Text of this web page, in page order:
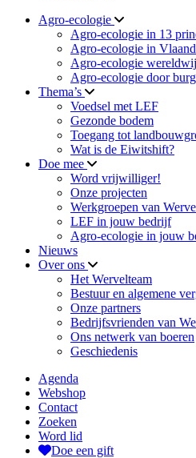
Agro-ecologie
Agro-ecologie in 13
Agro-ecologie in
Agro-ecologie
Agro-ecologie door
Thema’s
Voedsel met LEF
Gezonde bodem
Toegang tot
Wat is de Eiwitshift?
Doe mee
Word vrijwilliger!
Onze projecten
Werkgroepen van
LEF in jouw bedrijf
Agro-ecologie in jouw
Nieuws
Over ons
Het Wervelteam
Bestuur en algemene
Onze partners
Bedrijfsvrienden van
Ons netwerk van boeren
Geschiedenis
Agenda
Webshop
Contact
Zoeken
Word lid
Doe een gift